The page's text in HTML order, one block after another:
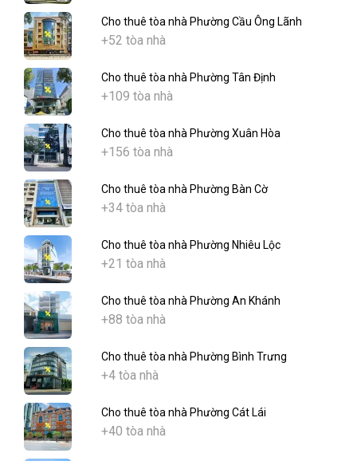
Cho thuê tòa nhà Phường Cầu Ông Lãnh
+52 tòa nhà
Cho thuê tòa nhà Phường Tân Định
+109 tòa nhà
Cho thuê tòa nhà Phường Xuân Hòa
+156 tòa nhà
Cho thuê tòa nhà Phường Bàn Cờ
+34 tòa nhà
Cho thuê tòa nhà Phường Nhiêu Lộc
+21 tòa nhà
Cho thuê tòa nhà Phường An Khánh
+88 tòa nhà
Cho thuê tòa nhà Phường Bình Trưng
+4 tòa nhà
Cho thuê tòa nhà Phường Cát Lái
+40 tòa nhà